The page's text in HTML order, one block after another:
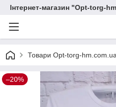
Інтернет-магазин "Opt-torg-
Товари Opt-torg-hm.com.ua
–20%